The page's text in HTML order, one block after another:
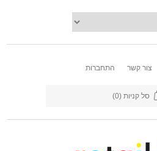
צור קשר התחברות
סל קניות (0)